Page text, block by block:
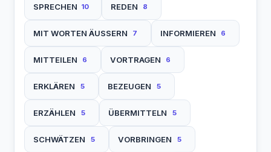
SPRECHEN 10 REDEN 8
MIT WORTEN ÄUSSERN 7 INFORMIEREN 6
MITTEILEN 6 VORTRAGEN 6
ERKLÄREN 5 BEZEUGEN 5
ERZÄHLEN 5 ÜBERMITTELN 5
SCHWÄTZEN 5 VORBRINGEN 5